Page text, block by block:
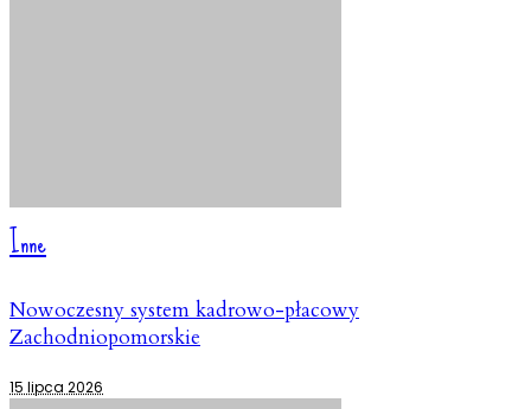
Inne
Nowoczesny system kadrowo-płacowy
Zachodniopomorskie
15 lipca 2026